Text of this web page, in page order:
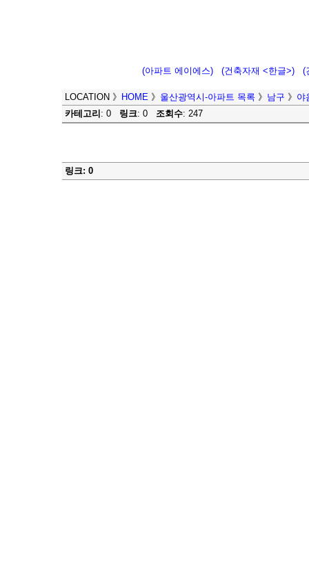
(아파트 에이에스) (건축자재 <한글>) (
LOCATION 》 HOME 》 울산광역시-아파트 목록 》 남구 》 야
카테고리 : 0 링크: 0 조회수: 247
링크: 0